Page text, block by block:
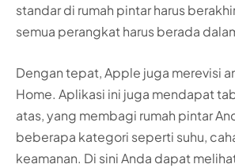
standar di rumah pintar harus
semua perangkat harus berada
Dengan tepat, Apple juga merevisi
Home. Aplikasi ini juga mendapat
atas, yang membagi rumah pintar
beberapa kategori seperti suhu,
keamanan. Di sini Anda dapat